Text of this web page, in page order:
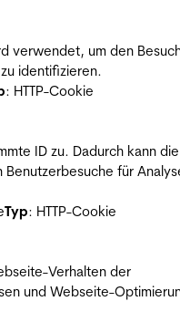
verwendet, um den
identifizieren.
: HTTP-Cookie
ID zu. Dadurch kann die
für
Typ: HTTP-Cookie
Verhalten der
und Webseite-